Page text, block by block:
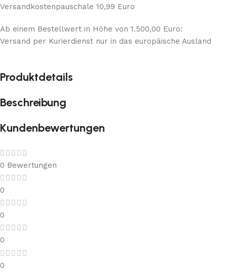
Versandkostenpauschale 10,99 Euro
Ab einem Bestellwert in Höhe von 1.500,00 Euro:
Versand per Kurierdienst nur in das europäische Ausland
Produktdetails
Beschreibung
Kundenbewertungen
0 Bewertungen
0
0
0
0